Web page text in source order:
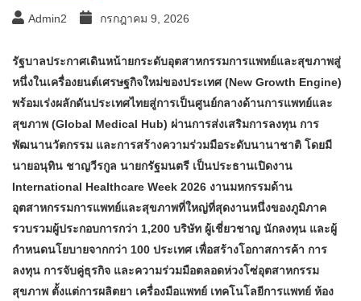
Admin2 กรกฎาคม 9, 2026
รัฐบาลประกาศเดินหน้ายกระดับอุตสาหกรรมการแพทย์และสุขภาพสู่
หนึ่งในเครื่องยนต์เศรษฐกิจใหม่ของประเทศ (New Growth Engine)
พร้อมเร่งผลักดันประเทศไทยสู่การเป็นศูนย์กลางด้านการแพทย์และ
สุขภาพ (Global Medical Hub) ผ่านการส่งเสริมการลงทุน การ
พัฒนานวัตกรรม และการสร้างความร่วมมือระดับนานาชาติ โดยมี
นายอนุทิน ชาญวีรกูล นายกรัฐมนตรี เป็นประธานเปิดงาน
International Healthcare Week 2026 งานมหกรรมด้าน
อุตสาหกรรมการแพทย์และสุขภาพที่ใหญ่ที่สุดงานหนึ่งของภูมิภาค
รวบรวมผู้ประกอบการกว่า 1,200 บริษัท ผู้เชี่ยวชาญ นักลงทุน และผู้
กำหนดนโยบายจากกว่า 100 ประเทศ เพื่อสร้างโอกาสการค้า การ
ลงทุน การจับคู่ธุรกิจ และความร่วมมือตลอดห่วงโซ่อุตสาหกรรม
สุขภาพ ตั้งแต่การผลิตยา เครื่องมือแพทย์ เทคโนโลยีการแพทย์ ห้อง